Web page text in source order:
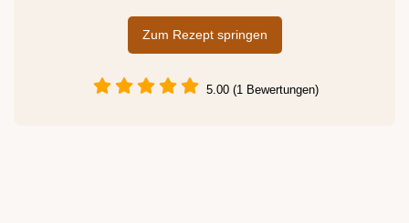
Zum Rezept springen
5.00 (1 Bewertungen)